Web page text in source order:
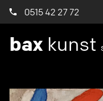
0515 42 27 72
bax kunst